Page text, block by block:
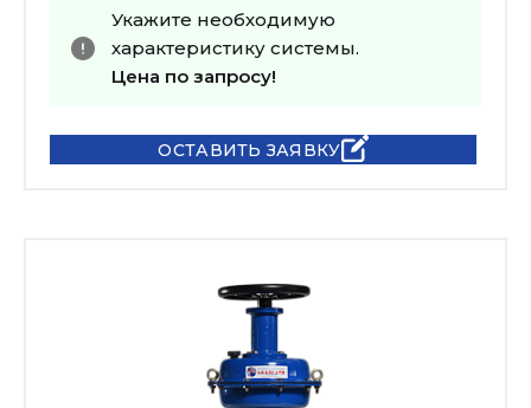
Укажите необходимую
характеристику системы.
Цена по запросу!
ОСТАВИТЬ ЗАЯВКУ